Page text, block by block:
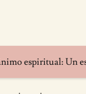
espiritual: Un